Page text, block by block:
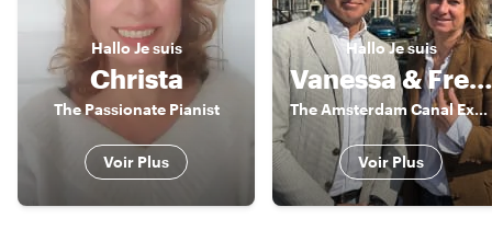
HalloJe suis
Christa
The Passionate Pianist
Voir Plus
HalloJe suis
Vanessa & Frederik
The Amsterdam Canal Experts
Voir Plus